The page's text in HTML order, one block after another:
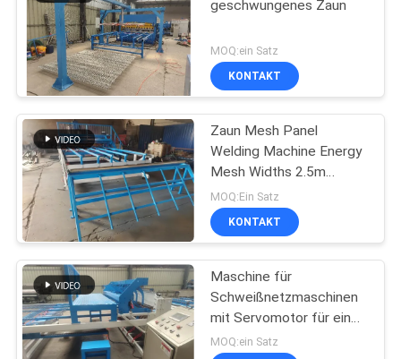
kratzendes
Stahlschweißgerät
geschwungenes Zaun
MOQ:ein Satz
KONTAKT
Zaun Mesh Panel
Welding Machine Energy
Mesh Widths 2.5m
leistungsfähig
MOQ:Ein Satz
KONTAKT
Maschine für
Schweißnetzmaschinen
mit Servomotor für einen
Durchmesser von 3 mm
MOQ:ein Satz